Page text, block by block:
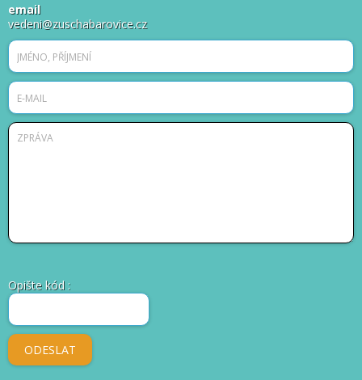
email
vedeni@zuschabarovice.cz
Opište kód :